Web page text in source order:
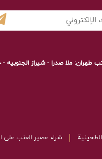
ملا صدرا - شيراز الجنوبیه - جارمسار
شراء عصير العنب على